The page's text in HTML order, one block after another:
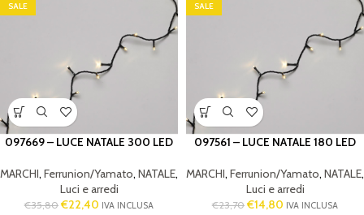
SALE
097669 – LUCE NATALE 300 LED
MARCHI, Ferrunion/Yamato, NATALE,
Luci e arredi
€35,80 €22,40 IVA INCLUSA
SALE
097561 – LUCE NATALE 180 LED
MARCHI, Ferrunion/Yamato, NATALE,
Luci e arredi
€23,70 €14,80 IVA INCLUSA